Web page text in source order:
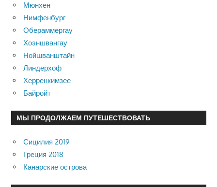
Мюнхен
Нимфенбург
Обераммергау
Хоэншвангау
Нойшванштайн
Линдерхоф
Херренкимзее
Байройт
МЫ ПРОДОЛЖАЕМ ПУТЕШЕСТВОВАТЬ
Сицилия 2019
Греция 2018
Канарские острова